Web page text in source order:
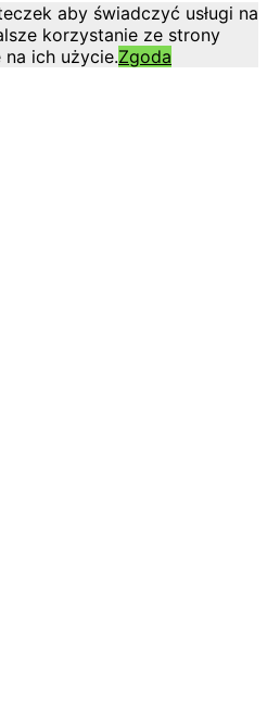
aby świadczyć usługi na
korzystanie ze strony
ich użycie.Zgoda